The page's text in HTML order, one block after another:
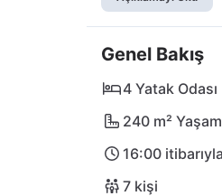
davet edin. Özel
restoran
Hırvatistan'ın
Genel Bakış
4 Yatak Odası
240 m²
16:00
7 kişi